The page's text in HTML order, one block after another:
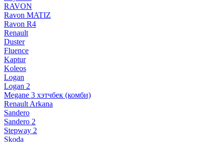
RAVON
Ravon MATIZ
Ravon R4
Renault
Duster
Fluence
Kaptur
Koleos
Logan
Logan 2
Megane 3 хэтчбек (комби)
Renault Arkana
Sandero
Sandero 2
Stepway 2
Skoda